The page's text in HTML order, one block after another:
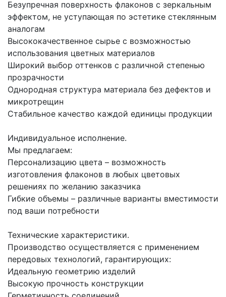
Безупречная поверхность флаконов с зеркальным
эффектом, не уступающая по эстетике стеклянным
аналогам
Высококачественное сырье с возможностью
использования цветных материалов
Широкий выбор оттенков с различной степенью
прозрачности
Однородная структура материала без дефектов и
микротрещин
Стабильное качество каждой единицы продукции
Индивидуальное исполнение.
Мы предлагаем:
Персонализацию цвета – возможность
изготовления флаконов в любых цветовых
решениях по желанию заказчика
Гибкие объемы – различные варианты вместимости
под ваши потребности
Технические характеристики.
Производство осуществляется с применением
передовых технологий, гарантирующих:
Идеальную геометрию изделий
Высокую прочность конструкции